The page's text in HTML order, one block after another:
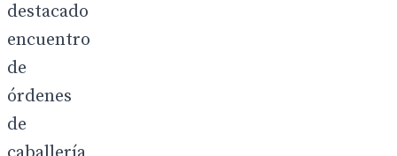
destacado
encuentro
de
órdenes
de